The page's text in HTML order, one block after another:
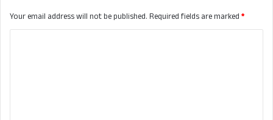
Your email address will not be published. Required fields are marked *